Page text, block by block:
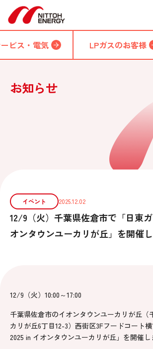
ビス・電気 LPガスのお客様
お知らせ
イベント 2025.12.02
12/9（火）千葉県佐倉市で「日東
オンタウンユーカリが丘」を開催
12/9（火）10:00～17:00
千葉県佐倉市のイオンタウンユーカリが丘（
カリが丘6丁目12-3）西街区3Fフードコート
2025 in イオンタウンユーカリが丘」を開催し